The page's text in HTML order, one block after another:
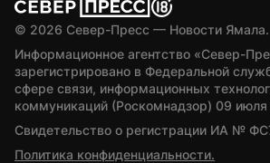
© 2026 Север-Пресс — Новости Ямала.
Информационное агентство «Север-
зарегистрировано в Федеральной
сфере связи, информационных
коммуникаций (Роскомнадзор) 09 июля
Свидетельство о регистрации ИА №
Политика конфиденциальности.